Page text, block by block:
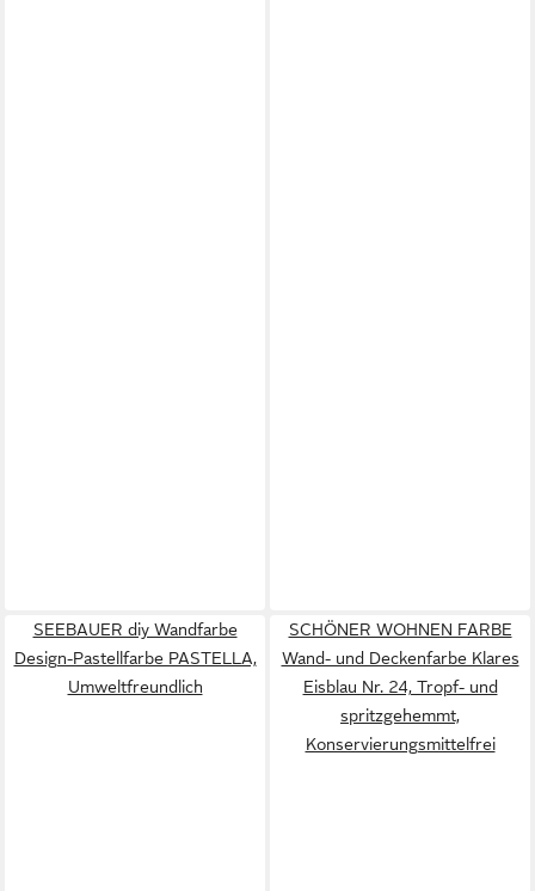
SEEBAUER diy Wandfarbe
Design-Pastellfarbe PASTELLA,
Umweltfreundlich
SCHÖNER WOHNEN FARBE
Wand- und Deckenfarbe Klares
Eisblau Nr. 24, Tropf- und
spritzgehemmt,
Konservierungsmittelfrei